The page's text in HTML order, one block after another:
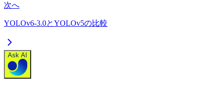
次へ
YOLOv6-3.0とYOLOv5の比較
Ask AI